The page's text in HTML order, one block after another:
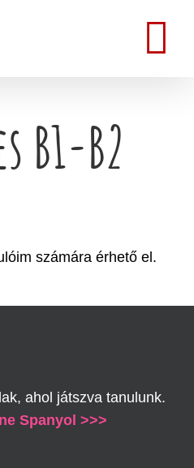
B1-B2
számára érhető el.
ahol játszva tanulunk.
Spanyol >>>